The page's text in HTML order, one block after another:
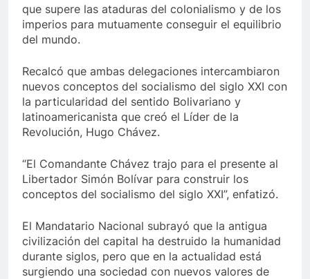
que supere las ataduras del colonialismo y de los
imperios para mutuamente conseguir el equilibrio
del mundo.
Recalcó que ambas delegaciones intercambiaron
nuevos conceptos del socialismo del siglo XXI con
la particularidad del sentido Bolivariano y
latinoamericanista que creó el Líder de la
Revolución, Hugo Chávez.
“El Comandante Chávez trajo para el presente al
Libertador Simón Bolívar para construir los
conceptos del socialismo del siglo XXI”, enfatizó.
El Mandatario Nacional subrayó que la antigua
civilización del capital ha destruido la humanidad
durante siglos, pero que en la actualidad está
surgiendo una sociedad con nuevos valores de